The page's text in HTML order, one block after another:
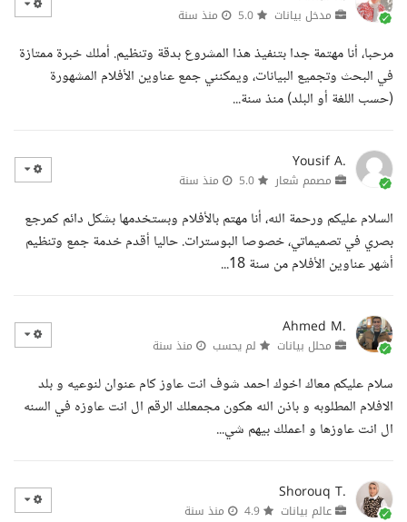
مدخل بيانات منذ سنة
مرحبا، أنا مهتمة جدا بتنفيذ هذا المشروع بدقة وتنظيم. أملك خبرة ممتازة
في البحث وتجميع البيانات، ويمكنني جمع عناوين الأفلام المشهورة
(حسب اللغة أو البلد) منذ سنة...
Yousif A.
مصمم شعار منذ سنة
السلام عليكم ورحمة الله، أنا مهتم بالأفلام وبستخدمها بشكل دائم كمرجع
بصري في تصميماتي، خصوصا البوسترات. حاليا أقدم خدمة جمع وتنظيم
أشهر عناوين الأفلام من سنة 18...
Ahmed M.
محلل بيانات لم يحسب منذ سنة
سلام عليكم معاك اخوك احمد شوف انت عاوز كام عنوان لنوعيه و بلد
الافلام المطلوبه و باذن الله هكون مجمعلك الرقم ال انت عاوزه في السنه
ال انت عاوزها و اعملك بيهم شي...
Shorouq T.
عالم بيانات منذ سنة